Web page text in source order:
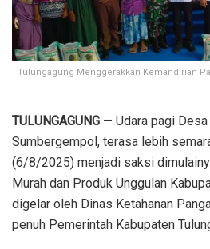
Tulungagung Menggerakkan Kemandirian
TULUNGAGUNG — Udara pagi
Sumbergempol, terasa lebih
(6/8/2025) menjadi saksi
Murah dan Produk Unggulan
digelar oleh Dinas Ketahanan
penuh Pemerintah Kabupaten